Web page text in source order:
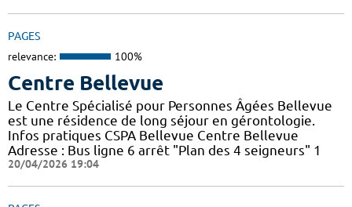
PAGES
relevance: 100%
Centre Bellevue
Le Centre Spécialisé pour Personnes Âgées Bellevue
est une résidence de long séjour en gérontologie.
Infos pratiques CSPA Bellevue Centre Bellevue
Adresse : Bus ligne 6 arrêt "Plan des 4 seigneurs" 1
20/04/2026 19:04